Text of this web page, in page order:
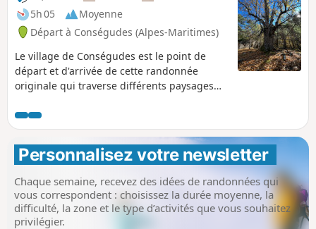
5h 05
Moyenne
Départ à Conségudes (Alpes-Maritimes)
Le village de Conségudes est le point de
départ et d'arrivée de cette randonnée
originale qui traverse différents paysages
accroché au flanc de la montagne. La partie
aller, très ombragée, se fait d'abord dans
des bois puis dans une forêt mais les
amateurs de panoramas et d'horizons ne
seront pas déçus sur la portion du retour
depuis le balcon que constitue le Canal de
Végay.
Personnalisez votre newsletter
Chaque semaine, recevez des idées de randonnées qui
vous correspondent : choisissez la durée moyenne, la
difficulté, la zone et le type d’activités que vous souhaitez
privilégier.